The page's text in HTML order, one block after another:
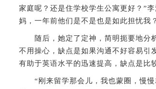
家庭呢？还是住学校学生公寓更好？”
妈，一年前他们是不是也是如此担忧我？
随后，她定了定神，简明扼要地分
不用操心，缺点是如果沟通不好容易引
有助于英语水平的迅速提高，缺点是
“刚来留学那会儿，我也蒙圈，慢慢